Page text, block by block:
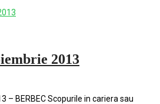
2013
– BERBEC Scopurile in cariera sau